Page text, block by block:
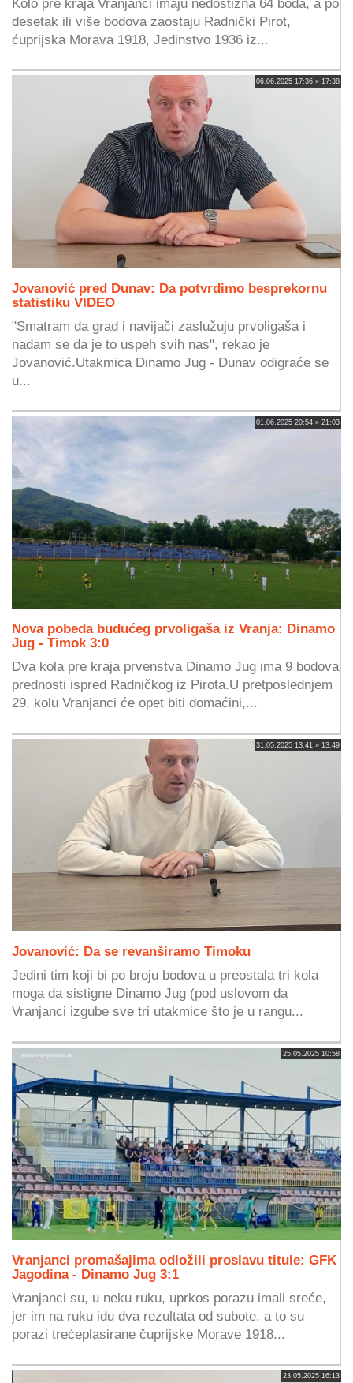
Kolo pre kraja Vranjanci imaju nedostižna 64 boda, a po
desetak ili više bodova zaostaju Radnički Pirot,
ćuprijska Morava 1918, Jedinstvo 1936 iz...
06.06.2025 17:36 » 17:38
Jovanović pred Dunav: Da potvrdimo besprekornu
statistiku VIDEO
"Smatram da grad i navijači zaslužuju prvoligaša i
nadam se da je to uspeh svih nas", rekao je
Jovanović.Utakmica Dinamo Jug - Dunav odigraće se
u...
01.06.2025 20:54 » 21:03
Nova pobeda budućeg prvoligaša iz Vranja: Dinamo
Jug - Timok 3:0
Dva kola pre kraja prvenstva Dinamo Jug ima 9 bodova
prednosti ispred Radničkog iz Pirota.U pretposlednjem
29. kolu Vranjanci će opet biti domaćini,...
31.05.2025 13:41 » 13:49
Jovanović: Da se revanširamo Timoku
Jedini tim koji bi po broju bodova u preostala tri kola
moga da sistigne Dinamo Jug (pod uslovom da
Vranjanci izgube sve tri utakmice što je u rangu...
25.05.2025 10:58
Vranjanci promašajima odložili proslavu titule: GFK
Jagodina - Dinamo Jug 3:1
Vranjanci su, u neku ruku, uprkos porazu imali sreće,
jer im na ruku idu dva rezultata od subote, a to su
porazi trećeplasirane čuprijske Morave 1918...
23.05.2025 16:13